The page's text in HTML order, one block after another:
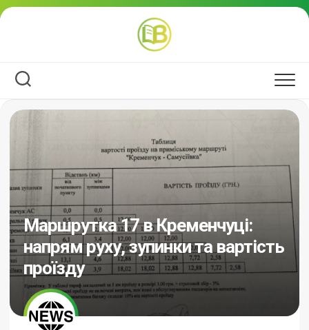
Перейти
Маршрутка 17 в Кременчуці:
напрям руху, зупинки та вартість
проїзду